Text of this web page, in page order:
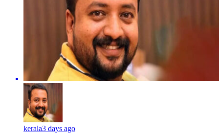
kerala3 days ago